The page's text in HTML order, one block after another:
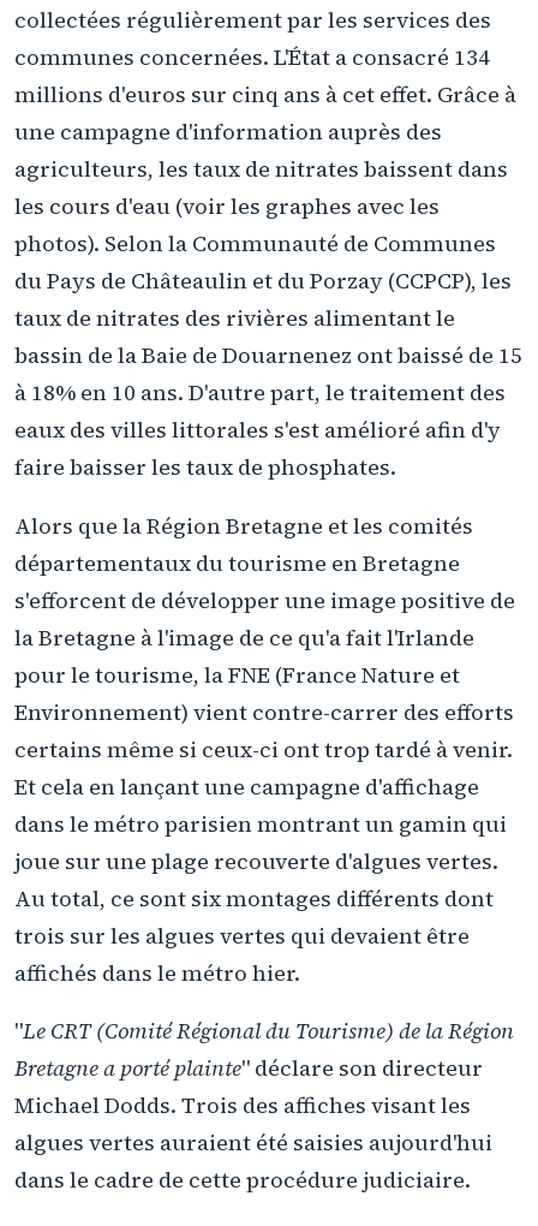
collectées régulièrement par les services des
communes concernées. L'État a consacré 134
millions d'euros sur cinq ans à cet effet. Grâce à
une campagne d'information auprès des
agriculteurs, les taux de nitrates baissent dans
les cours d'eau (voir les graphes avec les
photos). Selon la Communauté de Communes
du Pays de Châteaulin et du Porzay (CCPCP), les
taux de nitrates des rivières alimentant le
bassin de la Baie de Douarnenez ont baissé de 15
à 18% en 10 ans. D'autre part, le traitement des
eaux des villes littorales s'est amélioré afin d'y
faire baisser les taux de phosphates.
Alors que la Région Bretagne et les comités
départementaux du tourisme en Bretagne
s'efforcent de développer une image positive de
la Bretagne à l'image de ce qu'a fait l'Irlande
pour le tourisme, la FNE (France Nature et
Environnement) vient contre-carrer des efforts
certains même si ceux-ci ont trop tardé à venir.
Et cela en lançant une campagne d'affichage
dans le métro parisien montrant un gamin qui
joue sur une plage recouverte d'algues vertes.
Au total, ce sont six montages différents dont
trois sur les algues vertes qui devaient être
affichés dans le métro hier.
"Le CRT (Comité Régional du Tourisme) de la Région
Bretagne a porté plainte" déclare son directeur
Michael Dodds. Trois des affiches visant les
algues vertes auraient été saisies aujourd'hui
dans le cadre de cette procédure judiciaire.